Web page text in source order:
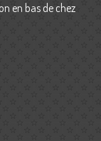
en bas de chez